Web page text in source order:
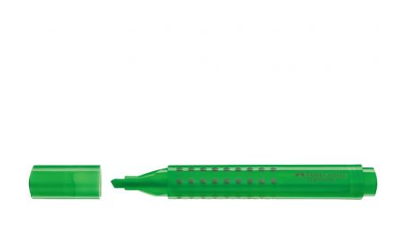
separatoare
Capsatoare, capse si perforatoare